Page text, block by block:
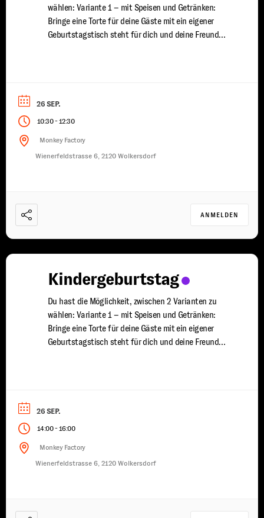
wählen: Variante 1 – mit Speisen und Getränken:
Bringe eine Torte für deine Gäste mit ein eigener
Geburtstagstisch steht für dich und deine Freunde
26 SEP.
10:30-12:30
Monkey Factory
Wienerfeldstrasse 6, 2120 Wolkersdorf
ANMELDEN
Kindergeburtstag
Du hast die Möglichkeit, zwischen 2 Varianten zu
wählen: Variante 1 – mit Speisen und Getränken:
Bringe eine Torte für deine Gäste mit ein eigener
Geburtstagstisch steht für dich und deine Freunde
26 SEP.
14:00-16:00
Monkey Factory
Wienerfeldstrasse 6, 2120 Wolkersdorf